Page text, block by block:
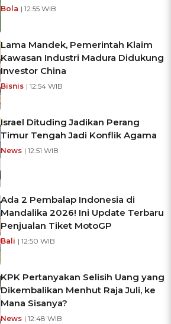
Bola | 12:55 WIB
Lama Mandek, Pemerintah Klaim
Kawasan Industri Madura Didukung
Investor China
Bisnis | 12:54 WIB
Israel Dituding Jadikan Perang
Timur Tengah Jadi Konflik Agama
News | 12:51 WIB
Ada 2 Pembalap Indonesia di
Mandalika 2026! Ini Update Terbaru
Penjualan Tiket MotoGP
Bali | 12:50 WIB
KPK Pertanyakan Selisih Uang yang
Dikembalikan Menhut Raja Juli, ke
Mana Sisanya?
News | 12:48 WIB